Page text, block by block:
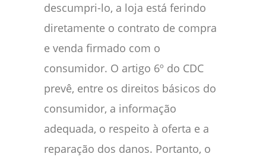
descumpri-lo, a loja está ferindo
diretamente o contrato de compra
e venda firmado com o
consumidor. O artigo 6º do CDC
prevê, entre os direitos básicos do
consumidor, a informação
adequada, o respeito à oferta e a
reparação dos danos. Portanto, o